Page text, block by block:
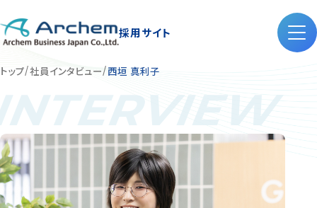
採用サイト
トップ 社員インタビュー 西垣 真利子